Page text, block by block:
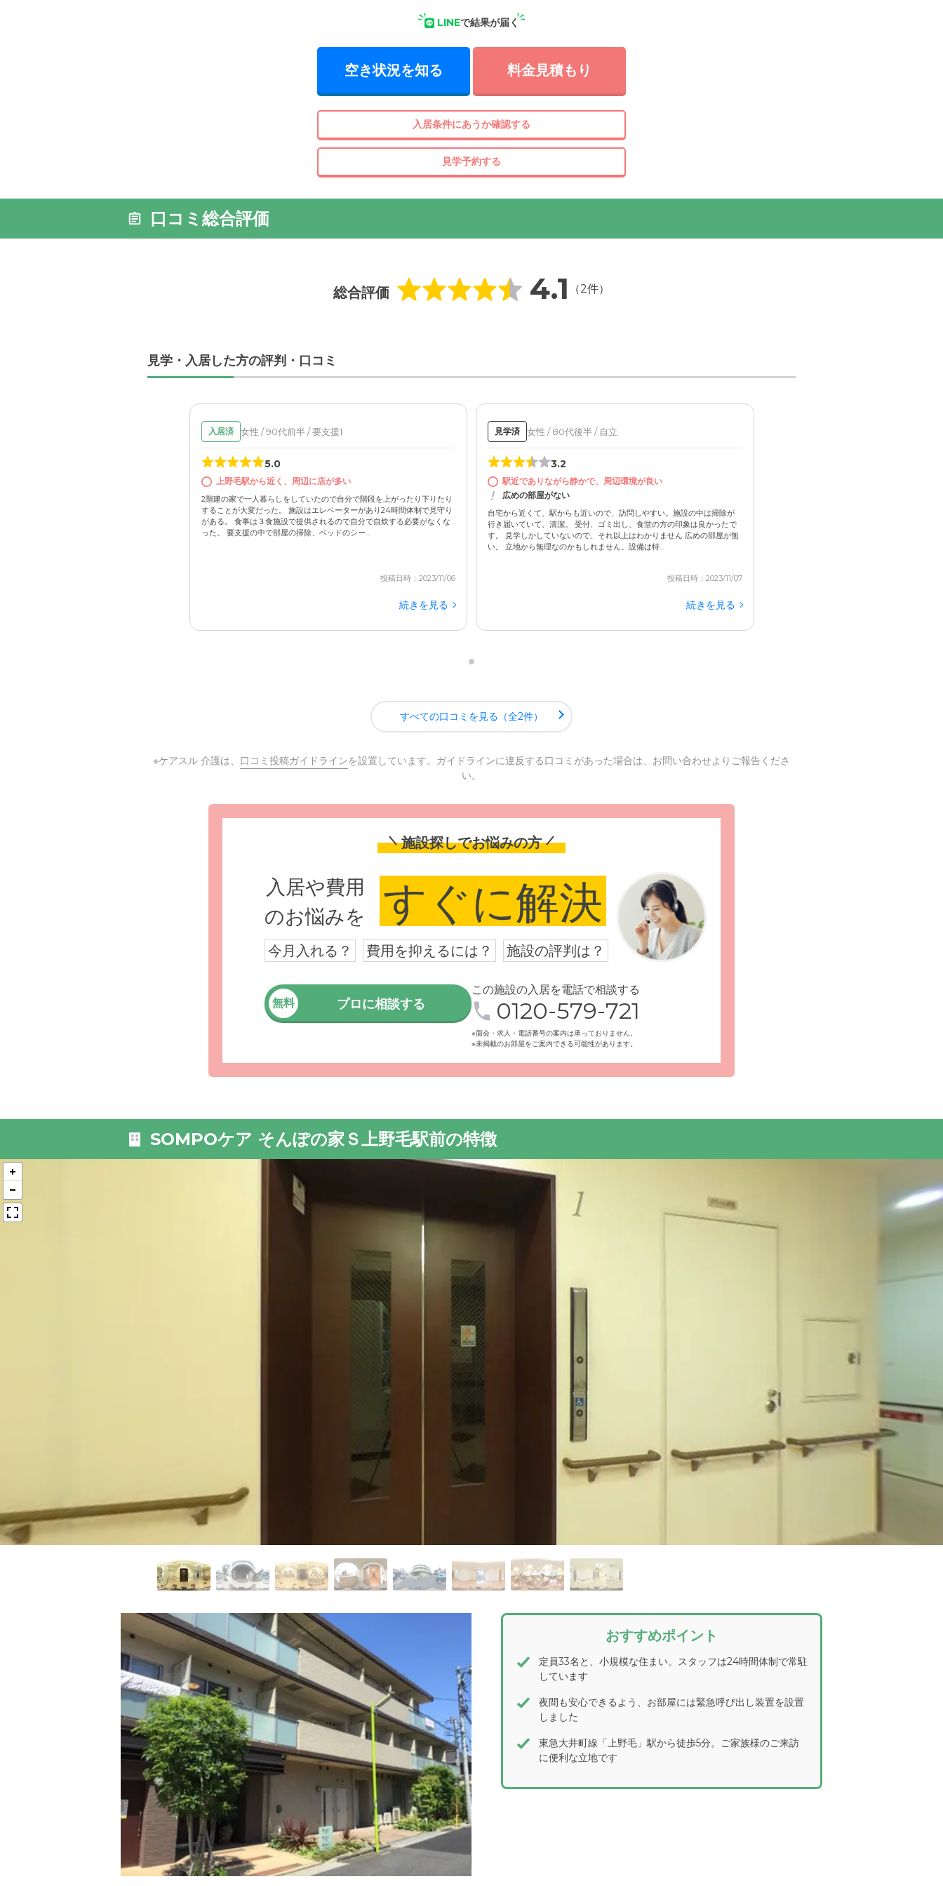
外観: やさしい色合いのマンションのような外観。見学予約を随時受け付けておりま
LINEで結果が届く
空き状況を知る 料金見積もり
入居条件にあうか確認する
見学予約する
口コミ総合評価
総合評価 4.1 （2件）
見学・入居した方の評判・口コミ
入居済 女性 / 90代前半 / 要支援1
5.0
上野毛駅から近く、周辺に店が多い
2階建の家で一人暮らしをしていたので自分で階段を上がったり下りたり
することが大変だった。 施設はエレベーターがあり24時間体制で見守り
がある。 食事は３食施設で提供されるので自分で自炊する必要がなくな
った。 要支援の中で部屋の掃除、ベッドのシー...
投稿日時：2023/11/06
続きを見る
見学済 女性 / 80代後半 / 自立
3.2
駅近でありながら静かで、周辺環境が良い
広めの部屋がない
自宅から近くて、駅からも近いので、訪問しやすい。施設の中は掃除が
行き届いていて、清潔。 受付、ゴミ出し、食堂の方の印象は良かったで
す。 見学しかしていないので、それ以上はわかりません 広めの部屋が無
い。 立地から無理なのかもしれません。設備は特...
投稿日時：2023/11/07
続きを見る
すべての口コミを見る（全2件）
※ケアスル 介護は、 口コミ投稿ガイドラインを設置しています。ガイドラインに違反する口コミがあった場合は、お問い合わせよりご報告くださ
い。
施設探しでお悩みの方
入居や費用
のお悩みを
すぐに解決
今月入れる？ 費用を抑えるには？ 施設の評判は？
無料 プロに相談する
この施設の入居を電話で相談する
0120-579-721
※面会・求人・電話番号の案内は承っておりません。
※未掲載のお部屋をご案内できる可能性があります。
SOMPOケア そんぽの家Ｓ上野毛駅前の特徴
おすすめポイント
定員33名と、小規模な住まい。スタッフは24時間体制で常駐
しています
夜間も安心できるよう、お部屋には緊急呼び出し装置を設置
しました
東急大井町線「上野毛」駅から徒歩5分。ご家族様のご来訪
に便利な立地です